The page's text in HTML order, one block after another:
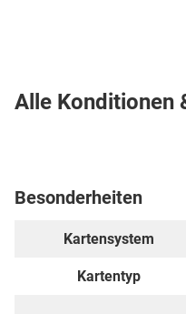
Alle Konditionen
Besonderheiten
Kartensystem
Kartentyp